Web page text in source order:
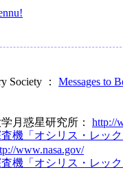
Society ： Messages to
月惑星研究所： http://
機「オシリス・レック
www.nasa.gov/
機「オシリス・レック